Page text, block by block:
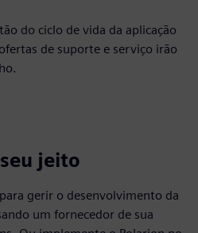
do ciclo de vida da aplicação
de suporte e serviço irão
jeito
gerir o desenvolvimento da
um fornecedor de sua